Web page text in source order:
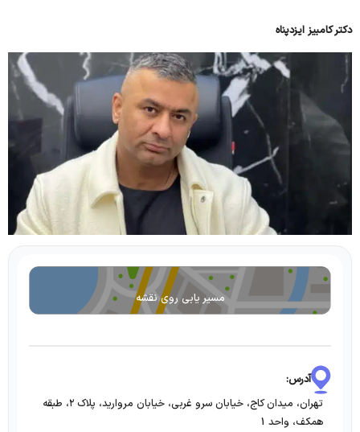
دکتر کامبیز ایزدپناه
مسیر یابی روی نقشه
آدرس:
تهران، میدان کاج، خیابان سرو غربی، خیابان مروارید، پلاک ۲، طبقه
همکف، واحد 1